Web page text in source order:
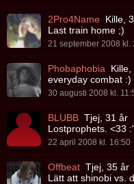
2Pro4Name Kille,
Last train home ;)
21 september 2008 kl.
Phobaphobia
everyday combat :)
30 augusti 2008 kl.
BLUBB Tjej, 31 år
Lostprophets. <33
22 april 2008 kl. 16:50
Offbeat Tjej, 35 år
Lätt att shinobi vs.